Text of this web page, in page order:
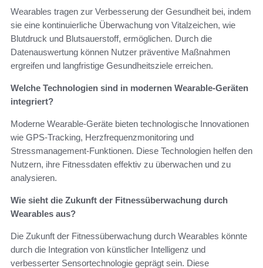
Wearables tragen zur Verbesserung der Gesundheit bei, indem
sie eine kontinuierliche Überwachung von Vitalzeichen, wie
Blutdruck und Blutsauerstoff, ermöglichen. Durch die
Datenauswertung können Nutzer präventive Maßnahmen
ergreifen und langfristige Gesundheitsziele erreichen.
Welche Technologien sind in modernen Wearable-Geräten
integriert?
Moderne Wearable-Geräte bieten technologische Innovationen
wie GPS-Tracking, Herzfrequenzmonitoring und
Stressmanagement-Funktionen. Diese Technologien helfen den
Nutzern, ihre Fitnessdaten effektiv zu überwachen und zu
analysieren.
Wie sieht die Zukunft der Fitnessüberwachung durch
Wearables aus?
Die Zukunft der Fitnessüberwachung durch Wearables könnte
durch die Integration von künstlicher Intelligenz und
verbesserter Sensortechnologie geprägt sein. Diese